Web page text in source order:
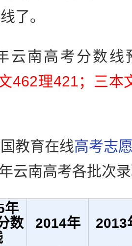
了。
南高考分数线
462理421；三本
育在线高考志
云南高考各批次
年
数
2014年 2013